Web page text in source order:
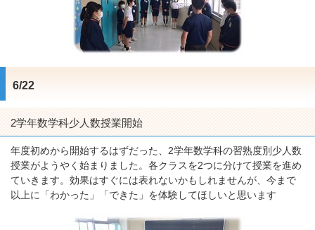
6/22
2学年数学科少人数授業開始
年度初めから開始するはずだった、2学年数学科の習熟度別少人数
授業がようやく始まりました。各クラスを2つに分けて授業を進め
ていきます。効果はすぐには表れないかもしれませんが、今まで
以上に「わかった」「できた」を体験してほしいと思います